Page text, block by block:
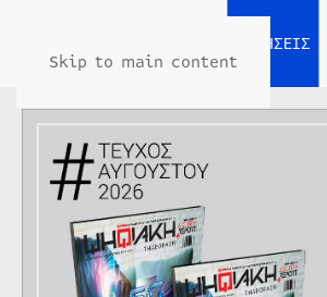
Skip to main content
ΕΙΔΗΣΕΙΣ